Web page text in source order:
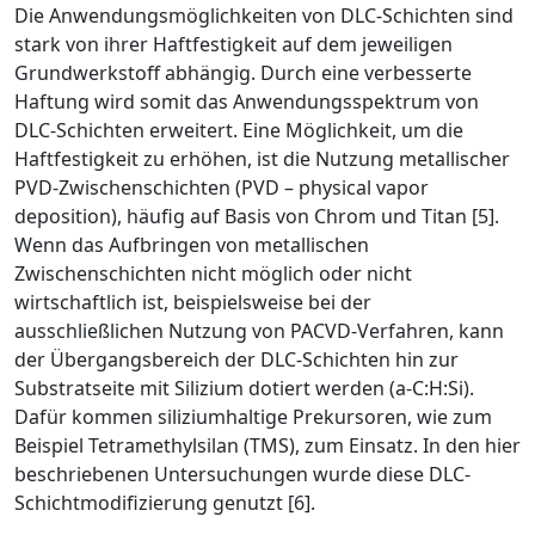
Die Anwendungsmöglichkeiten von DLC-Schichten sind
stark von ihrer Haftfestigkeit auf dem jeweiligen
Grundwerkstoff abhängig. Durch eine verbesserte
Haftung wird somit das Anwendungsspektrum von
DLC-Schichten erweitert. Eine Möglichkeit, um die
Haftfestigkeit zu erhöhen, ist die ­Nutzung metallischer
PVD-Zwischenschichten (PVD – physical vapor
deposition), häufig auf Basis von Chrom und Titan [5].
Wenn das Aufbringen von metallischen
Zwischenschichten nicht möglich oder nicht
wirtschaftlich ist, beispielsweise bei der
ausschließlichen Nutzung von PACVD-Verfahren, kann
der Übergangsbereich der DLC-Schichten hin zur
Substratseite mit Silizium dotiert werden (a-C:H:Si).
Dafür kommen siliziumhaltige Prekursoren, wie zum
Beispiel Tetramethylsilan (TMS), zum Einsatz. In den hier
beschriebenen Untersuchungen wurde diese DLC-
Schichtmodifizierung genutzt [6].